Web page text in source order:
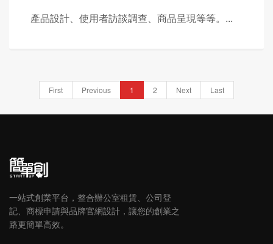
產品設計、使用者訪談調查、商品呈現等等。...
First Previous 1 2 Next Last
一站式創業平台，整合辦公室租賃、公司登
記、商標申請與品牌官網設計，讓您的創業之
路更簡單高效。